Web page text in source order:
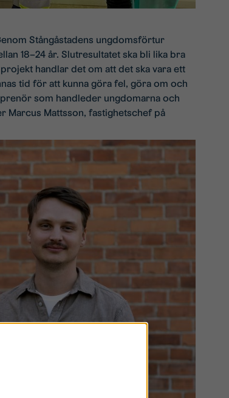
Stångåstadens ungdomsförtur
18–24 år. Slutresultatet ska bli lika bra
handlar det om att det ska vara ett
tid för att kunna göra fel, göra om och
som handleder ungdomarna och
Marcus Mattsson, fastighetschef på